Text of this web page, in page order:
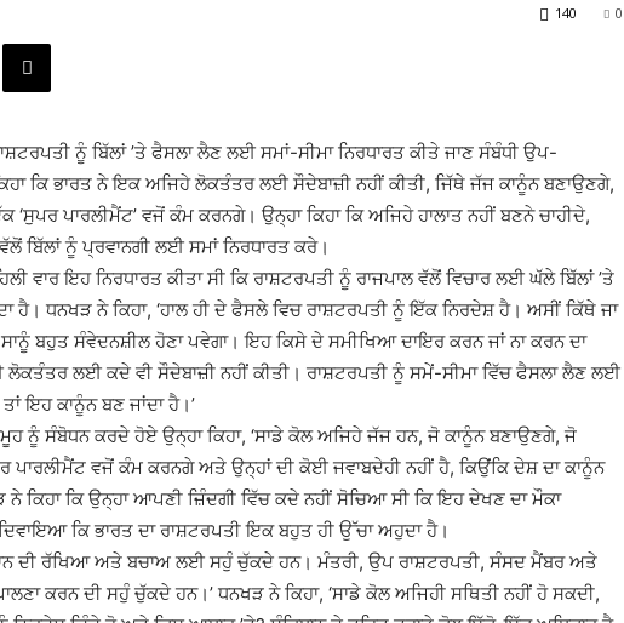
0
140
ਨੂੰ ਬਿੱਲਾਂ ’ਤੇ ਫੈਸਲਾ ਲੈਣ ਲਈ ਸਮਾਂ-ਸੀਮਾ ਨਿਰਧਾਰਤ ਕੀਤੇ ਜਾਣ ਸੰਬੰਧੀ ਉਪ-
ਕਿ ਭਾਰਤ ਨੇ ਇਕ ਅਜਿਹੇ ਲੋਕਤੰਤਰ ਲਈ ਸੌਦੇਬਾਜ਼ੀ ਨਹੀਂ ਕੀਤੀ, ਜਿੱਥੇ ਜੱਜ ਕਾਨੂੰਨ ਬਣਾਉਣਗੇ,
ਪਾਰਲੀਮੈਂਟ’ ਵਜੋਂ ਕੰਮ ਕਰਨਗੇ। ਉਨ੍ਹਾ ਕਿਹਾ ਕਿ ਅਜਿਹੇ ਹਾਲਾਤ ਨਹੀਂ ਬਣਨੇ ਚਾਹੀਦੇ,
ਬਿੱਲਾਂ ਨੂੰ ਪ੍ਰਵਾਨਗੀ ਲਈ ਸਮਾਂ ਨਿਰਧਾਰਤ ਕਰੇ।
ਵਾਰ ਇਹ ਨਿਰਧਾਰਤ ਕੀਤਾ ਸੀ ਕਿ ਰਾਸ਼ਟਰਪਤੀ ਨੂੰ ਰਾਜਪਾਲ ਵੱਲੋਂ ਵਿਚਾਰ ਲਈ ਘੱਲੇ ਬਿੱਲਾਂ ’ਤੇ
ਹੈ। ਧਨਖੜ ਨੇ ਕਿਹਾ, ‘ਹਾਲ ਹੀ ਦੇ ਫੈਸਲੇ ਵਿਚ ਰਾਸ਼ਟਰਪਤੀ ਨੂੰ ਇੱਕ ਨਿਰਦੇਸ਼ ਹੈ। ਅਸੀਂ ਕਿੱਥੇ ਜਾ
ਸਾਨੂੰ ਬਹੁਤ ਸੰਵੇਦਨਸ਼ੀਲ ਹੋਣਾ ਪਵੇਗਾ। ਇਹ ਕਿਸੇ ਦੇ ਸਮੀਖਿਆ ਦਾਇਰ ਕਰਨ ਜਾਂ ਨਾ ਕਰਨ ਦਾ
ਲਈ ਕਦੇ ਵੀ ਸੌਦੇਬਾਜ਼ੀ ਨਹੀਂ ਕੀਤੀ। ਰਾਸ਼ਟਰਪਤੀ ਨੂੰ ਸਮੇਂ-ਸੀਮਾ ਵਿੱਚ ਫੈਸਲਾ ਲੈਣ ਲਈ
ਇਹ ਕਾਨੂੰਨ ਬਣ ਜਾਂਦਾ ਹੈ।’
ਨੂੰ ਸੰਬੋਧਨ ਕਰਦੇ ਹੋਏ ਉਨ੍ਹਾ ਕਿਹਾ, ‘ਸਾਡੇ ਕੋਲ ਅਜਿਹੇ ਜੱਜ ਹਨ, ਜੋ ਕਾਨੂੰਨ ਬਣਾਉਣਗੇ, ਜੋ
ਪਾਰਲੀਮੈਂਟ ਵਜੋਂ ਕੰਮ ਕਰਨਗੇ ਅਤੇ ਉਨ੍ਹਾਂ ਦੀ ਕੋਈ ਜਵਾਬਦੇਹੀ ਨਹੀਂ ਹੈ, ਕਿਉਂਕਿ ਦੇਸ਼ ਦਾ ਕਾਨੂੰਨ
ਨੇ ਕਿਹਾ ਕਿ ਉਨ੍ਹਾ ਆਪਣੀ ਜ਼ਿੰਦਗੀ ਵਿੱਚ ਕਦੇ ਨਹੀਂ ਸੋਚਿਆ ਸੀ ਕਿ ਇਹ ਦੇਖਣ ਦਾ ਮੌਕਾ
ਕਿ ਭਾਰਤ ਦਾ ਰਾਸ਼ਟਰਪਤੀ ਇਕ ਬਹੁਤ ਹੀ ਉੱਚਾ ਅਹੁਦਾ ਹੈ।
ਦੀ ਰੱਖਿਆ ਅਤੇ ਬਚਾਅ ਲਈ ਸਹੁੰ ਚੁੱਕਦੇ ਹਨ। ਮੰਤਰੀ, ਉਪ ਰਾਸ਼ਟਰਪਤੀ, ਸੰਸਦ ਮੈਂਬਰ ਅਤੇ
ਕਰਨ ਦੀ ਸਹੁੰ ਚੁੱਕਦੇ ਹਨ।’ ਧਨਖੜ ਨੇ ਕਿਹਾ, ‘ਸਾਡੇ ਕੋਲ ਅਜਿਹੀ ਸਥਿਤੀ ਨਹੀਂ ਹੋ ਸਕਦੀ,